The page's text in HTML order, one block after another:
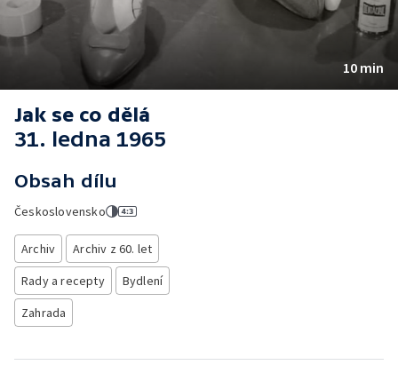
10 min
Jak se co dělá
31. ledna 1965
Obsah dílu
Československo
Archiv
Archiv z 60. let
Rady a recepty
Bydlení
Zahrada